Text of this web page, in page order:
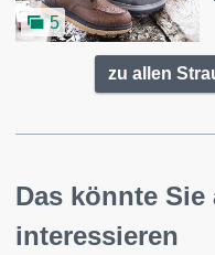
5
zu allen
Das könnte Sie
interessieren